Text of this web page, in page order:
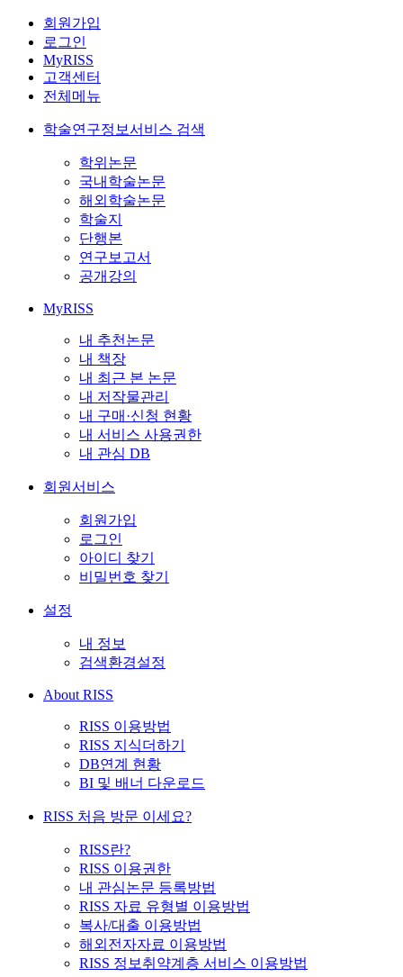
회원가입
로그인
MyRISS
고객센터
전체메뉴
학술연구정보서비스 검색
학위논문
국내학술논문
해외학술논문
학술지
단행본
연구보고서
공개강의
MyRISS
내 추천논문
내 책장
내 최근 본 논문
내 저작물관리
내 구매·신청 현황
내 서비스 사용권한
내 관심 DB
회원서비스
회원가입
로그인
아이디 찾기
비밀번호 찾기
설정
내 정보
검색환경설정
About RISS
RISS 이용방법
RISS 지식더하기
DB연계 현황
BI 및 배너 다운로드
RISS 처음 방문 이세요?
RISS란?
RISS 이용권한
내 관심논문 등록방법
RISS 자료 유형별 이용방법
복사/대출 이용방법
해외전자자료 이용방법
RISS 정보취약계층 서비스 이용방법